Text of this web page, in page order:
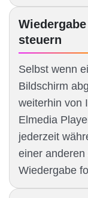
steuern
Selbst wenn
Bildschirm
weiterhin von
Elmedia
jederzeit
einer
Wiedergabe